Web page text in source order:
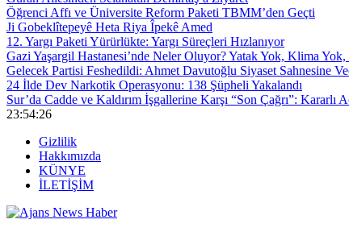
Öğrenci Affı ve Üniversite Reform Paketi TBMM’den Geçti
Ji Gobeklîtepeyê Heta Riya Îpekê Amed
12. Yargı Paketi Yürürlükte: Yargı Süreçleri Hızlanıyor
Gazi Yaşargil Hastanesi’nde Neler Oluyor? Yatak Yok, Klima Yok,
Gelecek Partisi Feshedildi: Ahmet Davutoğlu Siyaset Sahnesine
24 İlde Dev Narkotik Operasyonu: 138 Şüpheli Yakalandı
Sur’da Cadde ve Kaldırım İşgallerine Karşı “Son Çağrı”: Kararlı
23:54:27
Gizlilik
Hakkımızda
KÜNYE
İLETİŞİM